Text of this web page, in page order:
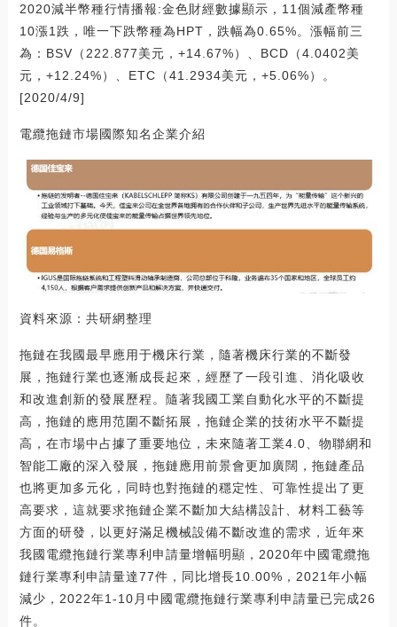
2020減半幣種行情播報:金色財經數據顯示，11個減產幣種
10漲1跌，唯一下跌幣種為HPT，跌幅為0.65%。漲幅前三
為：BSV（222.877美元，+14.67%）、BCD（4.0402美
元，+12.24%）、ETC（41.2934美元，+5.06%）。
[2020/4/9]
電纜拖鏈市場國際知名企業介紹
資料來源：共研網整理
拖鏈在我國最早應用于機床行業，隨著機床行業的不斷發
展，拖鏈行業也逐漸成長起來，經歷了一段引進、消化吸收
和改進創新的發展歷程。隨著我國工業自動化水平的不斷提
高，拖鏈的應用范圍不斷拓展，拖鏈企業的技術水平不斷提
高，在市場中占據了重要地位，未來隨著工業4.0、物聯網和
智能工廠的深入發展，拖鏈應用前景會更加廣闊，拖鏈產品
也將更加多元化，同時也對拖鏈的穩定性、可靠性提出了更
高要求，這就要求拖鏈企業不斷加大結構設計、材料工藝等
方面的研發，以更好滿足機械設備不斷改進的需求，近年來
我國電纜拖鏈行業專利申請量增幅明顯，2020年中國電纜拖
鏈行業專利申請量達77件，同比增長10.00%，2021年小幅
減少，2022年1-10月中國電纜拖鏈行業專利申請量已完成26
件。